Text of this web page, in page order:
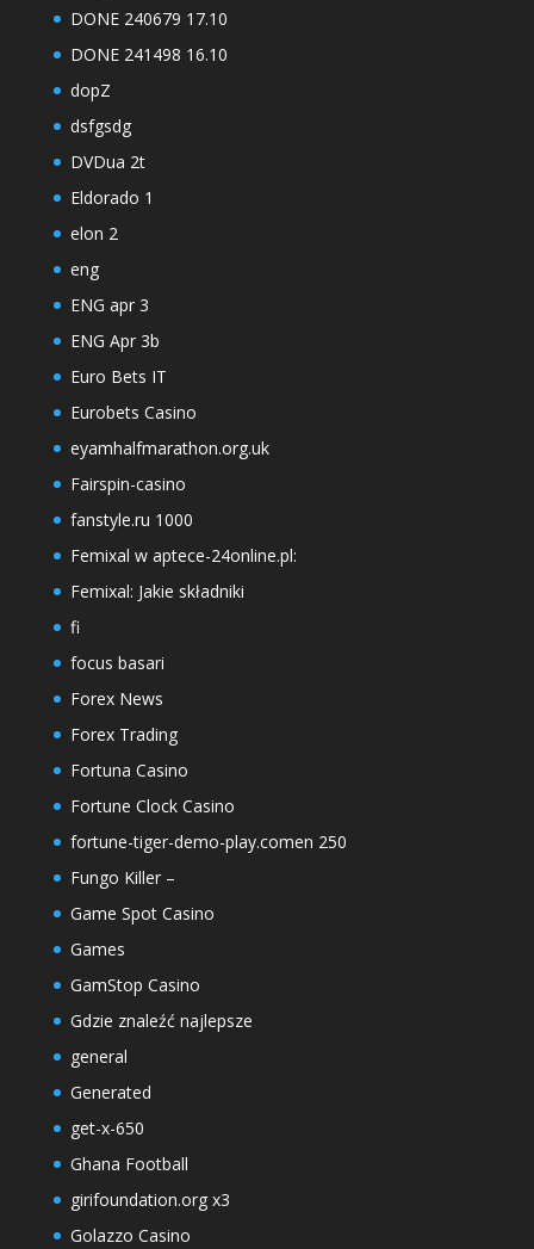
DONE 240679 17.10
DONE 241498 16.10
dopZ
dsfgsdg
DVDua 2t
Eldorado 1
elon 2
eng
ENG apr 3
ENG Apr 3b
Euro Bets IT
Eurobets Casino
eyamhalfmarathon.org.uk
Fairspin-casino
fanstyle.ru 1000
Femixal w aptece-24online.pl:
Femixal: Jakie składniki
fi
focus basari
Forex News
Forex Trading
Fortuna Casino
Fortune Clock Casino
fortune-tiger-demo-play.comen 250
Fungo Killer –
Game Spot Casino
Games
GamStop Casino
Gdzie znaleźć najlepsze
general
Generated
get-x-650
Ghana Football
girifoundation.org x3
Golazzo Casino